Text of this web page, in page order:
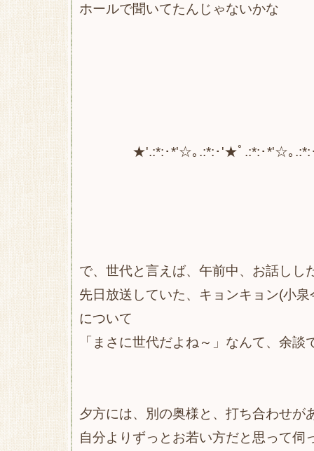
ホールで聞いてたんじゃないかな
★'.:*:･*'☆｡.:*:･'★ﾟ.:*:･*'☆｡.:*:
で、世代と言えば、午前中、お話しし
先日放送していた、キョンキョン(小
について
「まさに世代だよね～」なんて、余
夕方には、別の奥様と、打ち合わせが
自分よりずっとお若い方だと思って伺